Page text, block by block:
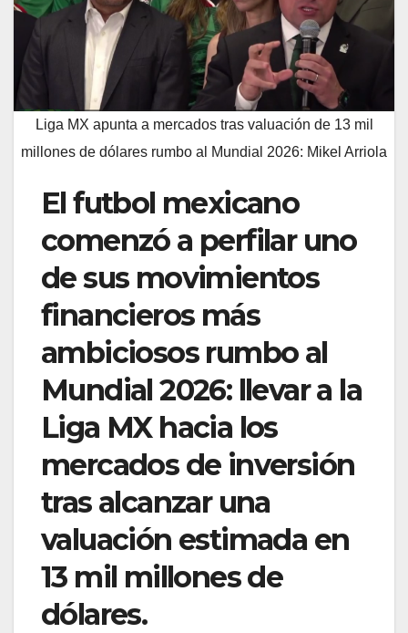
Liga MX apunta a mercados tras valuación de 13 mil
millones de dólares rumbo al Mundial 2026: Mikel Arriola
El futbol mexicano
comenzó a perfilar uno
de sus movimientos
financieros más
ambiciosos rumbo al
Mundial 2026: llevar a la
Liga MX hacia los
mercados de inversión
tras alcanzar una
valuación estimada en
13 mil millones de
dólares.